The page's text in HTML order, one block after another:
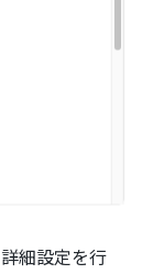
細設定を行